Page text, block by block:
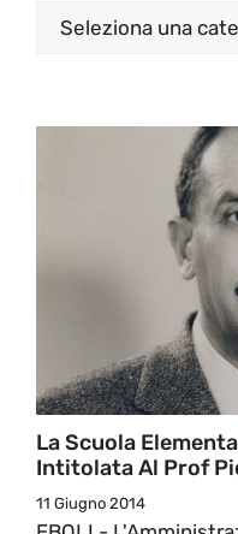
Categorie
La Scuola
Intitolata Al Prof
11 Giugno 2014